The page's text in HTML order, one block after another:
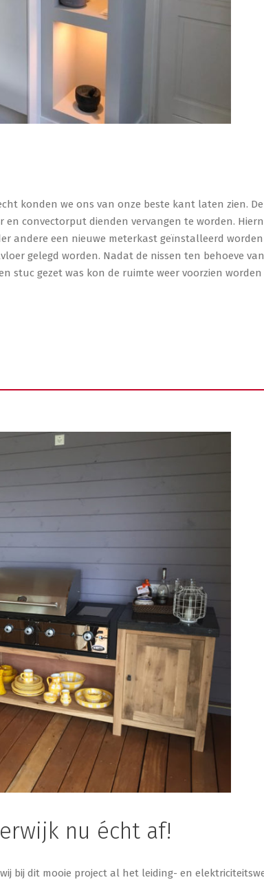
konden we ons van onze beste kant laten zien. De
en convectorput dienden vervangen te worden.
andere een nieuwe meterkast geïnstalleerd worden
gelegd worden. Nadat de nissen ten behoeve
stuc gezet was kon de ruimte weer voorzien worden
nu écht af!
bij dit mooie project al het leiding- en